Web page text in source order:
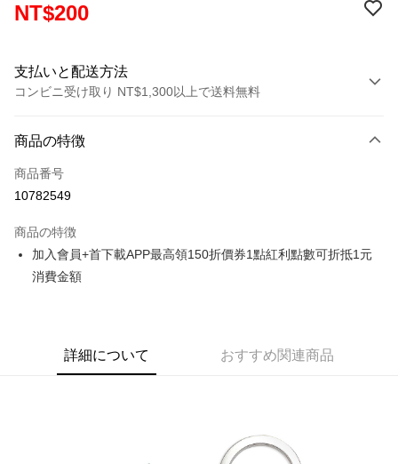
NT$200
支払いと配送方法
コンビニ受け取り NT$1,300以上で送料無料
クレジットカード1回払い
コンビニ店頭代金引換
Apple Pay
Easy Wallet
代金引換
商品の特徴
商品番号
10782549
商品の特徴
加入會員+首下載APP最高領150折價券1點紅利點數可折抵1元
消費金額
詳細について おすすめ関連商品